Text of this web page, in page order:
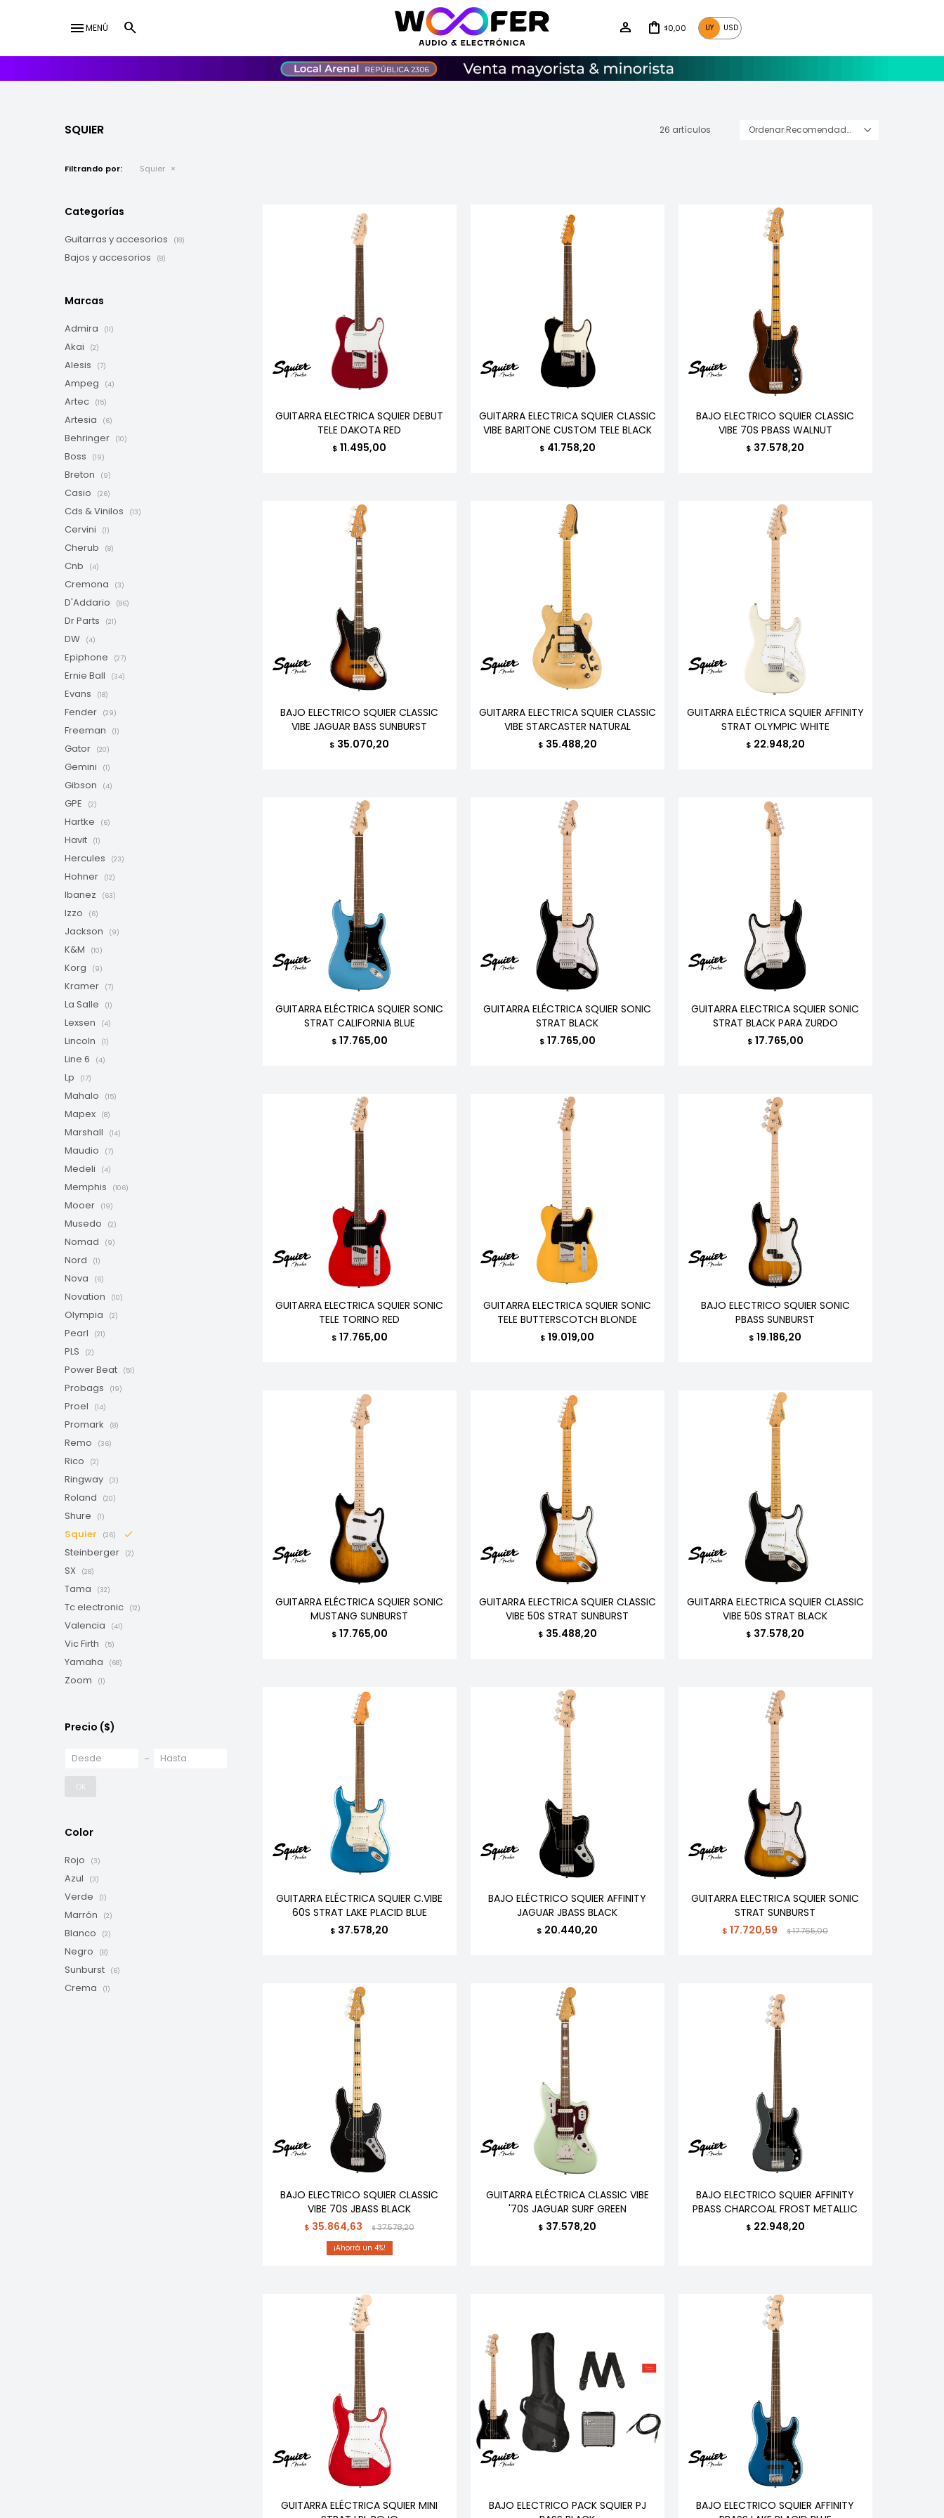
menuMENÚ $0,00 UY USD
SQUIER 26 artículos Recomendados
Filtrando por: Squier
GUITARRA ELECTRICA SQUIER DEBUT
TELE DAKOTA RED
$ 11.495,00
GUITARRA ELECTRICA SQUIER CLASSIC
VIBE BARITONE CUSTOM TELE BLACK
$ 41.758,20
BAJO ELECTRICO SQUIER CLASSIC
VIBE 70S PBASS WALNUT
$ 37.578,20
BAJO ELECTRICO SQUIER CLASSIC
VIBE JAGUAR BASS SUNBURST
$ 35.070,20
GUITARRA ELECTRICA SQUIER CLASSIC
VIBE STARCASTER NATURAL
$ 35.488,20
GUITARRA ELÉCTRICA SQUIER AFFINITY
STRAT OLYMPIC WHITE
$ 22.948,20
GUITARRA ELÉCTRICA SQUIER SONIC
STRAT CALIFORNIA BLUE
$ 17.765,00
GUITARRA ELÉCTRICA SQUIER SONIC
STRAT BLACK
$ 17.765,00
GUITARRA ELECTRICA SQUIER SONIC
STRAT BLACK PARA ZURDO
$ 17.765,00
GUITARRA ELECTRICA SQUIER SONIC
TELE TORINO RED
$ 17.765,00
GUITARRA ELECTRICA SQUIER SONIC
TELE BUTTERSCOTCH BLONDE
$ 19.019,00
BAJO ELECTRICO SQUIER SONIC
PBASS SUNBURST
$ 19.186,20
GUITARRA ELÉCTRICA SQUIER SONIC
MUSTANG SUNBURST
$ 17.765,00
GUITARRA ELECTRICA SQUIER CLASSIC
VIBE 50S STRAT SUNBURST
$ 35.488,20
GUITARRA ELECTRICA SQUIER CLASSIC
VIBE 50S STRAT BLACK
$ 37.578,20
GUITARRA ELÉCTRICA SQUIER C.VIBE
60S STRAT LAKE PLACID BLUE
$ 37.578,20
BAJO ELÉCTRICO SQUIER AFFINITY
JAGUAR JBASS BLACK
$ 20.440,20
GUITARRA ELECTRICA SQUIER SONIC
STRAT SUNBURST
$ 17.720,59 $17.765,00
BAJO ELECTRICO SQUIER CLASSIC
VIBE 70S JBASS BLACK
$ 35.864,63 $37.578,20
4
GUITARRA ELÉCTRICA CLASSIC VIBE
'70S JAGUAR SURF GREEN
$ 37.578,20
BAJO ELECTRICO SQUIER AFFINITY
PBASS CHARCOAL FROST METALLIC
$ 22.948,20
GUITARRA ELÉCTRICA SQUIER MINI
BAJO ELECTRICO PACK SQUIER PJ
BAJO ELECTRICO SQUIER AFFINITY
Categorías
Guitarras y accesorios (18)
Bajos y accesorios (8)
Marcas
Admira (11)
Akai (2)
Alesis (7)
Ampeg (4)
Artec (15)
Artesia (6)
Behringer (10)
Boss (19)
Breton (9)
Casio (26)
Cds & Vinilos (13)
Cervini (1)
Cherub (8)
Cnb (4)
Cremona (3)
D'Addario (86)
Dr Parts (21)
DW (4)
Epiphone (27)
Ernie Ball (34)
Evans (18)
Fender (29)
Freeman (1)
Gator (20)
Gemini (1)
Gibson (4)
GPE (2)
Hartke (6)
Havit (1)
Hercules (23)
Hohner (12)
Ibanez (63)
Izzo (6)
Jackson (9)
K&M (10)
Korg (9)
Kramer (7)
La Salle (1)
Lexsen (4)
Lincoln (1)
Line 6 (4)
Lp (17)
Mahalo (15)
Mapex (8)
Marshall (14)
Maudio (7)
Medeli (4)
Memphis (106)
Mooer (19)
Musedo (2)
Nomad (9)
Nord (1)
Nova (6)
Novation (10)
Olympia (2)
Pearl (21)
PLS (2)
Power Beat (51)
Probags (19)
Proel (14)
Promark (8)
Remo (36)
Rico (2)
Ringway (3)
Roland (20)
Shure (1)
Squier (26)
Steinberger (2)
SX (28)
Tama (32)
Tc electronic (12)
Valencia (41)
Vic Firth (5)
Yamaha (68)
Zoom (1)
Precio ($)
OK
Color
Rojo (3)
Azul (3)
Verde (1)
Marrón (2)
Blanco (2)
Negro (8)
Sunburst (6)
Crema (1)